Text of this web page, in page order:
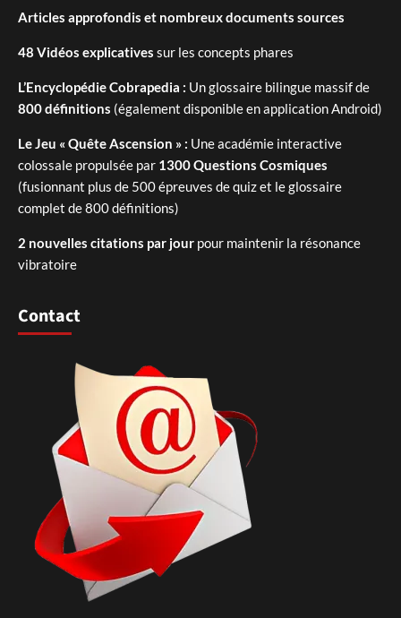
Articles approfondis et nombreux documents sources
48 Vidéos explicatives sur les concepts phares
L’Encyclopédie Cobrapedia : Un glossaire bilingue massif de
800 définitions (également disponible en application Android)
Le Jeu « Quête Ascension » : Une académie interactive
colossale propulsée par 1300 Questions Cosmiques
(fusionnant plus de 500 épreuves de quiz et le glossaire
complet de 800 définitions)
2 nouvelles citations par jour pour maintenir la résonance
vibratoire
Contact